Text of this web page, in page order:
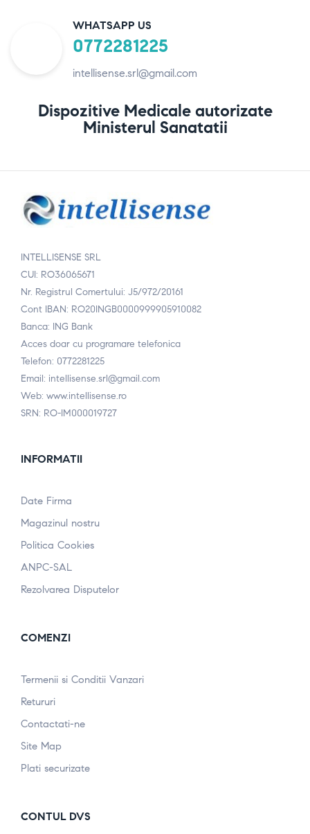
WHATSAPP US
0772281225
intellisense.srl@gmail.com
Dispozitive Medicale autorizate
Ministerul Sanatatii
INTELLISENSE SRL
CUI: RO36065671
Nr. Registrul Comertului: J5/972/20161
Cont IBAN: RO20INGB0000999905910082
Banca: ING Bank
Acces doar cu programare telefonica
Telefon: 0772281225
Email: intellisense.srl@gmail.com
Web: www.intellisense.ro
SRN: RO-IM000019727
INFORMATII
Date Firma
Magazinul nostru
Politica Cookies
ANPC-SAL
Rezolvarea Disputelor
COMENZI
Termenii si Conditii Vanzari
Retururi
Contactati-ne
Site Map
Plati securizate
CONTUL DVS